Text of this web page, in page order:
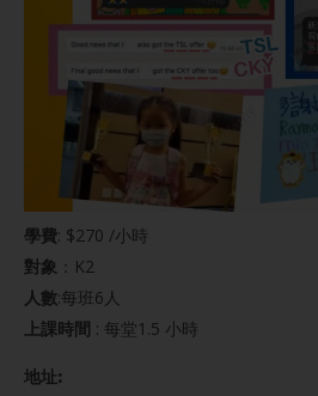
學費: $270 /小時
對象 ：K2
人數:每班6人
上課時間 : 每堂1.5 小時
地址: